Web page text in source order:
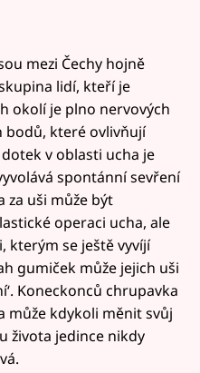
mezi Čechy hojně
lidí, kteří je
okolí je plno nervových
bodů, které ovlivňují
v oblasti ucha je
spontánní sevření
za uši může být
operaci ucha, ale
kterým se ještě vyvíjí
gumiček může jejich uši
Koneckonců chrupavka
může kdykoli měnit svůj
života jedince nikdy